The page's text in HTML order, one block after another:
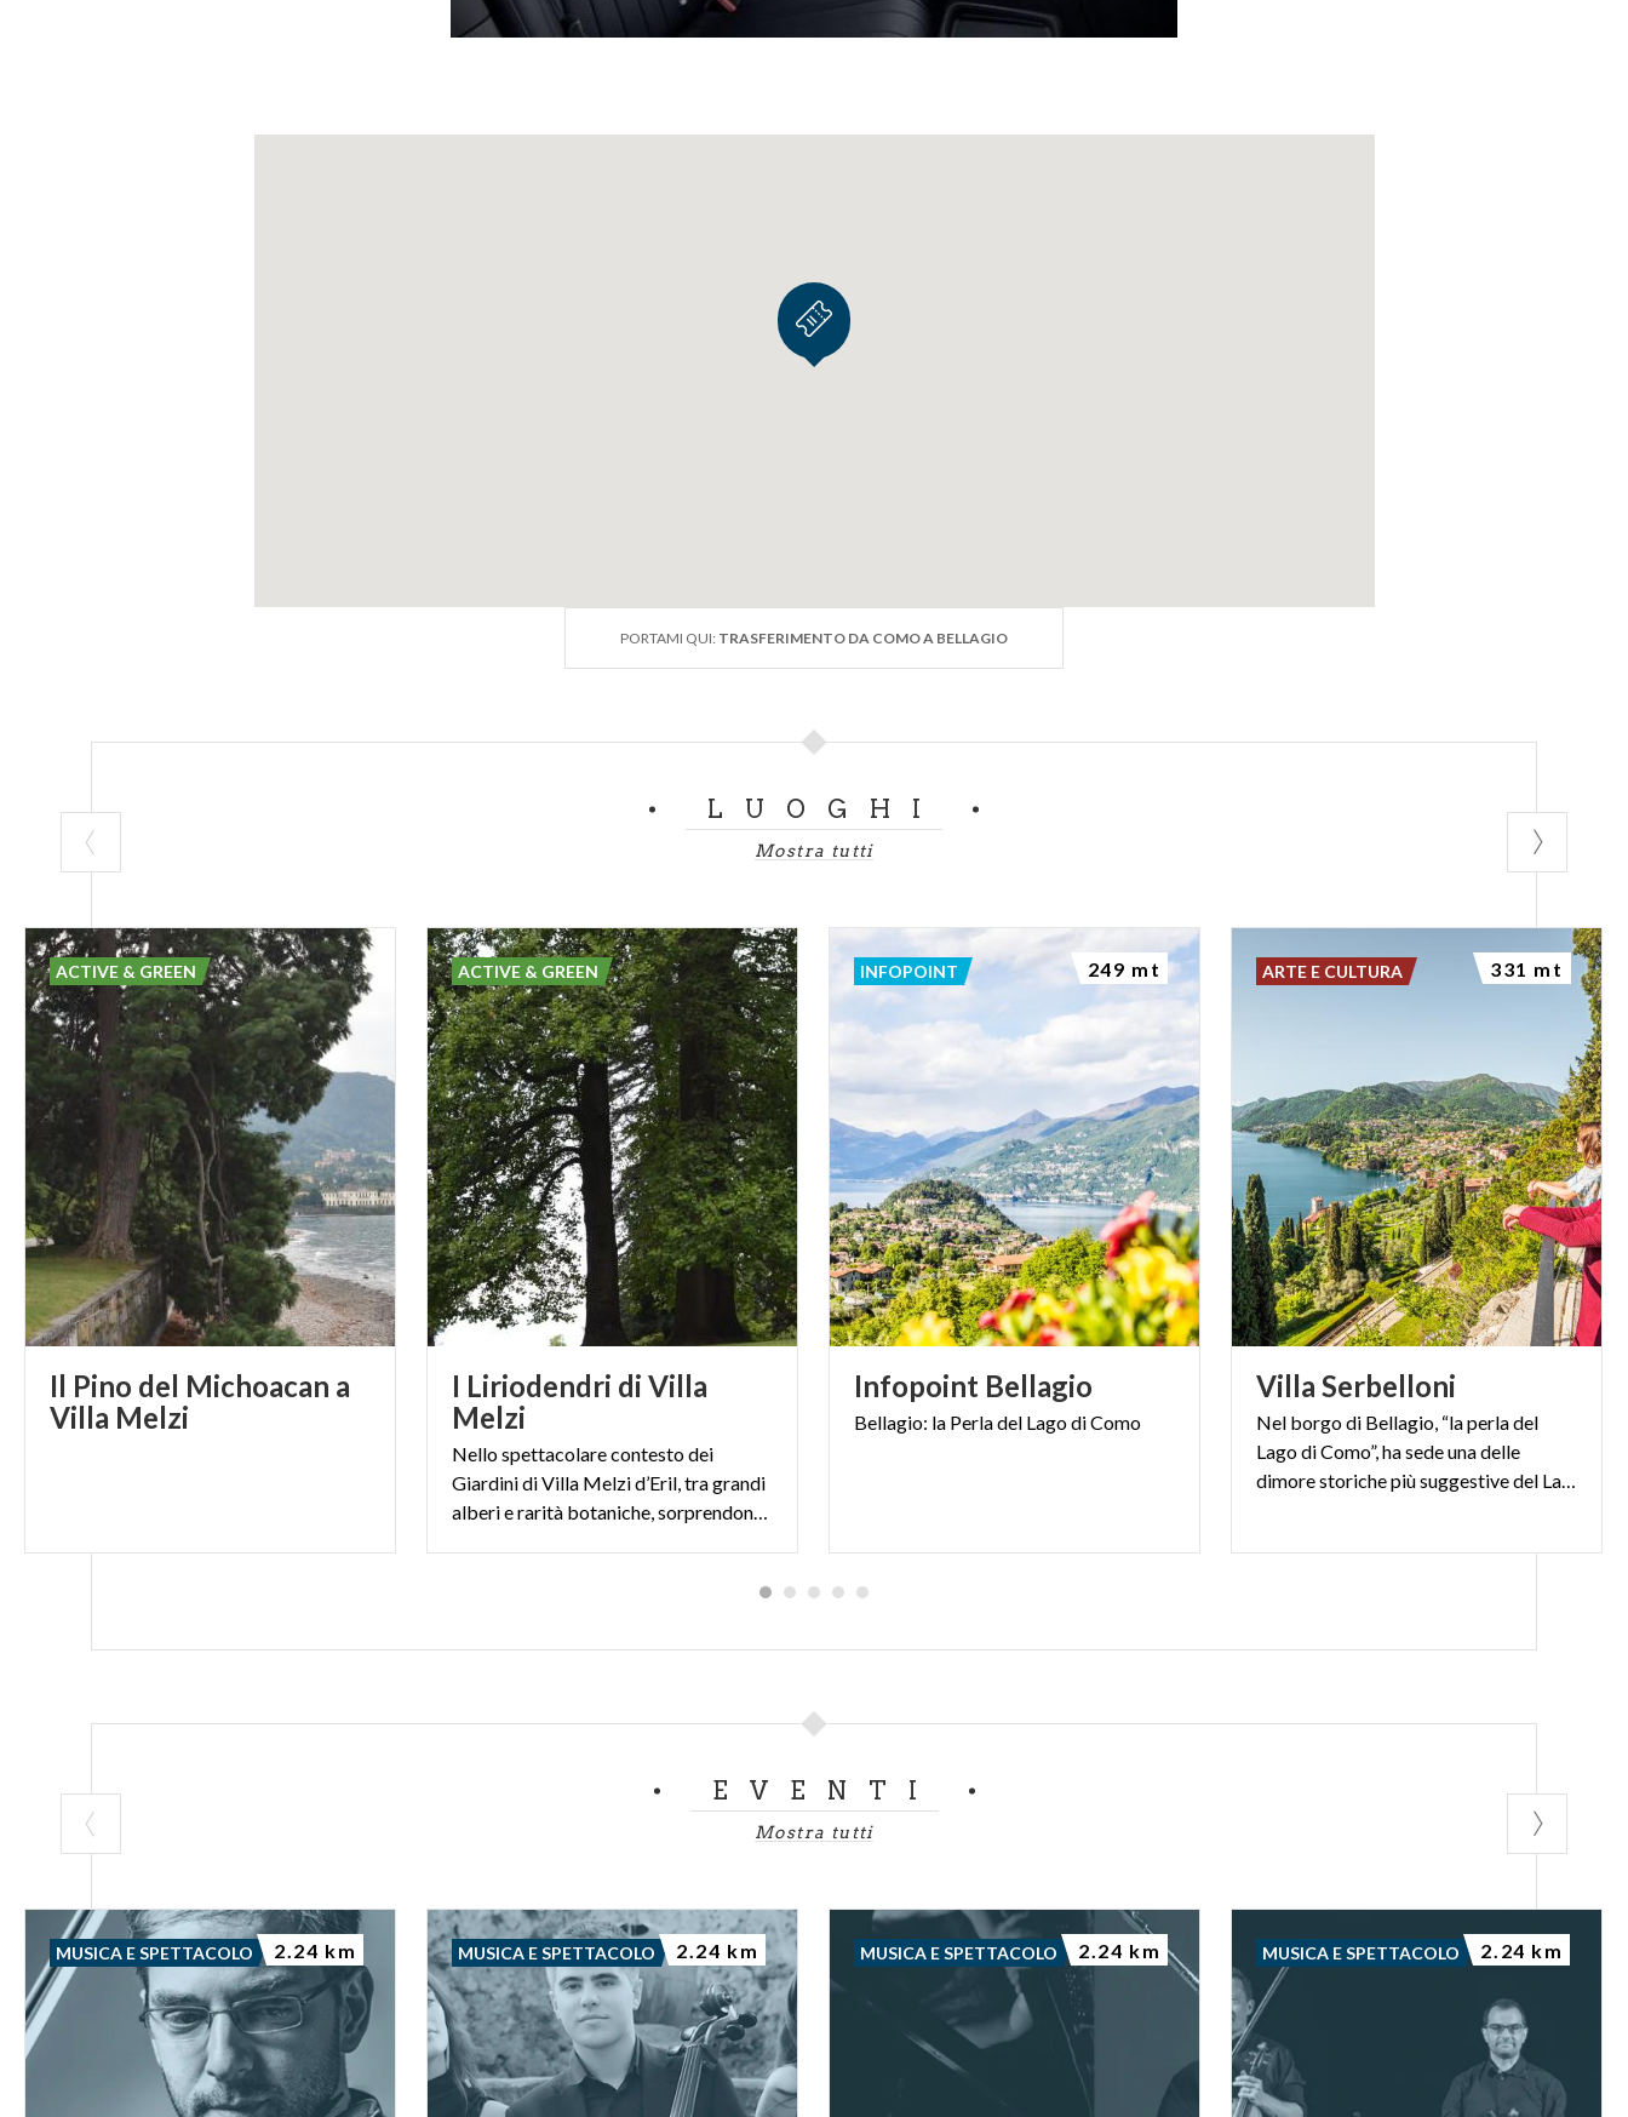
PORTAMI QUI: TRASFERIMENTO DA COMO A BELLAGIO
LUOGHI
Mostra tutti
Il Pino del Michoacan a
Villa Melzi
ACTIVE & GREEN
I Liriodendri di Villa
Melzi
Nello spettacolare contesto dei
Giardini di Villa Melzi d’Eril, tra grandi
alberi e rarità botaniche, sorprendono tre alti Liriodendri.
ACTIVE & GREEN
Infopoint Bellagio
Bellagio: la Perladel LagodiComo
INFOPOINT 249 mt
Villa Serbelloni
Nel borgo di Bellagio, “la perla del
Lago di Como”, ha sede una delle
dimore storiche più suggestive del Lario
ARTE E CULTURA 331 mt
EVENTI
Mostra tutti
MUSICA E SPETTACOLO 2.24 km MUSICA E SPETTACOLO 2.24 km MUSICA E SPETTACOLO 2.24 km MUSICA E SPETTACOLO 2.24 km